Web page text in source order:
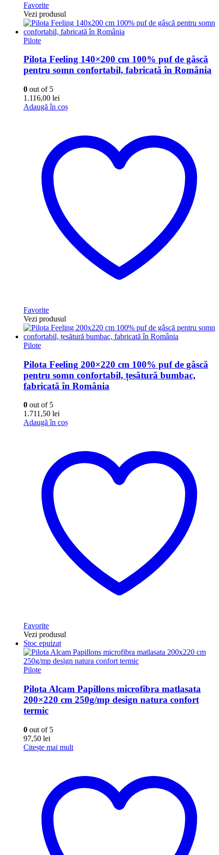
Favorite
Vezi produsul
Pilote
Pilota Feeling 140×200 cm 100% puf de gâscă
pentru somn confortabil, fabricată în România
0 out of 5
1.116,00 lei
Adaugă în coș
Favorite
Vezi produsul
Pilote
Pilota Feeling 200×220 cm 100% puf de gâscă
pentru somn confortabil, țesătură bumbac,
fabricată în România
0 out of 5
1.711,50 lei
Adaugă în coș
Favorite
Vezi produsul
Stoc epuizat
Pilote
Pilota Alcam Papillons microfibra matlasata
200×220 cm 250g/mp design natura confort
termic
0 out of 5
97,50 lei
Citește mai mult